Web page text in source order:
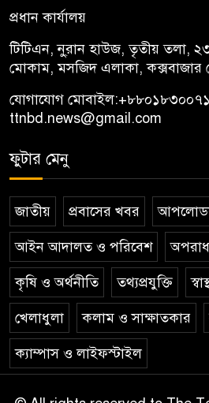
প্রধান কার্যালয়
টিটিএন, নু্রান হাউজ, তৃতীয় তলা,
মোকাম, মসজিদ এলাকা, কক্সবাজার
যোগাযোগ মোবাইল:
ttnbd.news@gmail.com
ফুটার মেনু
জাতীয় প্রবাসের খবর
আইন আদালত ও পরিবেশ অপরাধ
কৃষি ও অর্থনীতি তথ্যপ্রযুক্তি
খেলাধুলা কলাম ও সাক্ষাতকার
ক্যাম্পাস ও লাইফস্টাইল